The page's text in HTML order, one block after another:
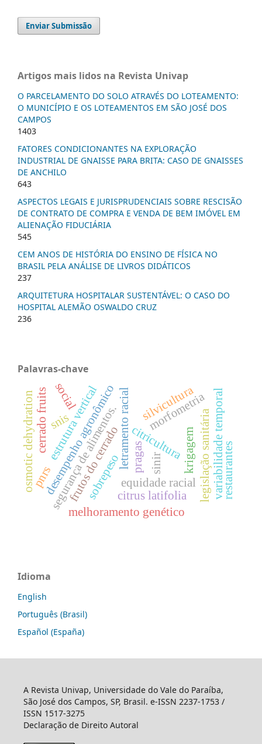
Enviar Submissão
Artigos mais lidos na Revista Univap
O PARCELAMENTO DO SOLO ATRAVÉS DO LOTEAMENTO:
O MUNICÍPIO E OS LOTEAMENTOS EM SÃO JOSÉ DOS
CAMPOS
1403
FATORES CONDICIONANTES NA EXPLORAÇÃO
INDUSTRIAL DE GNAISSE PARA BRITA: CASO DE GNAISSES
DE ANCHILO
643
ASPECTOS LEGAIS E JURISPRUDENCIAIS SOBRE RESCISÃO
DE CONTRATO DE COMPRA E VENDA DE BEM IMÓVEL EM
ALIENAÇÃO FIDUCIÁRIA
545
CEM ANOS DE HISTÓRIA DO ENSINO DE FÍSICA NO
BRASIL PELA ANÁLISE DE LIVROS DIDÁTICOS
237
ARQUITETURA HOSPITALAR SUSTENTÁVEL: O CASO DO
HOSPITAL ALEMÃO OSWALDO CRUZ
236
Palavras-chave
equidade racial
letramento racial
segurança de alimentos. legislação sanitária
citrus latifolia
citricultura
melhoramento genético
desempenho agronômico pragas
morfometria
estrutura vertical silvicultura
sobrepeso
krigagem variabilidade temporal
cerrado fruits
osmotic dehydration frutos do cerrado
pnrs
snis
sinir
social
restaurantes
Idioma
English
Português (Brasil)
Español (España)
A Revista Univap, Universidade do Vale do Paraíba,
São José dos Campos, SP, Brasil. e-ISSN 2237-1753 /
ISSN 1517-3275
Declaração de Direito Autoral